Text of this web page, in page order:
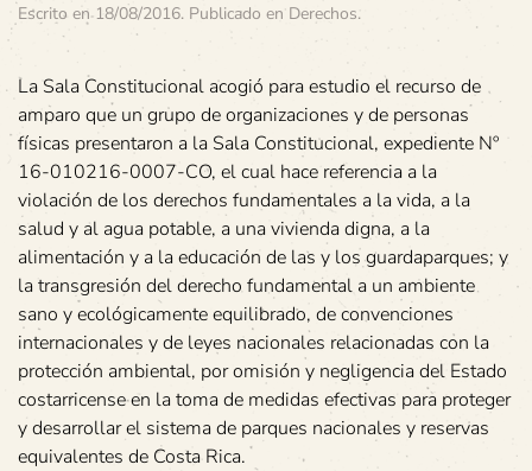
Escrito en18/08/2016. Publicado en Derechos.
La Sala Constitucional acogió para estudio el recurso de
amparo que un grupo de organizaciones y de personas
físicas presentaron a la Sala Constitucional, expediente Nº
16-010216-0007-CO, el cual hace referencia a la
violación de los derechos fundamentales a la vida, a la
salud y al agua potable, a una vivienda digna, a la
alimentación y a la educación de las y los guardaparques; y
la transgresión del derecho fundamental a un ambiente
sano y ecológicamente equilibrado, de convenciones
internacionales y de leyes nacionales relacionadas con la
protección ambiental, por omisión y negligencia del Estado
costarricense en la toma de medidas efectivas para proteger
y desarrollar el sistema de parques nacionales y reservas
equivalentes de Costa Rica.